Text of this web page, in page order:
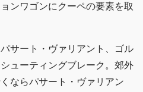
ンワゴンにクーペの要素を取
サート・ヴァリアント、ゴル
ューティングブレーク。郊外
ならパサート・ヴァリアン